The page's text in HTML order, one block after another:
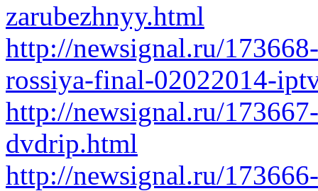
zarubezhnyy.html
http://newsignal.ru/
rossiya-final-02022014-
http://newsignal.ru/
dvdrip.html
http://newsignal.ru/